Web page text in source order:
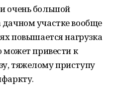
очень большой
участке вообще
повышается нагрузка
может привести к
тяжелому приступу